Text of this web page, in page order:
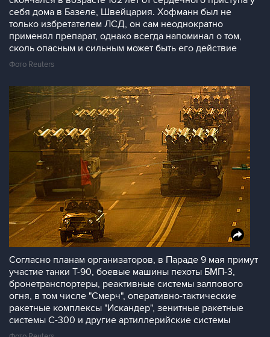
себя дома в Базеле, Швейцария. Хофманн был не
только избретателем ЛСД, он сам неоднократно
применял препарат, однако всегда напоминал о том,
сколь опасным и сильным может быть его действие
Фото Reuters
Согласно планам организаторов, в Параде 9 мая примут
участие танки Т-90, боевые машины пехоты БМП-3,
бронетранспортеры, реактивные системы залпового
огня, в том числе "Смерч", оперативно-тактические
ракетные комплексы "Искандер", зенитные ракетные
системы С-300 и другие артиллерийские системы